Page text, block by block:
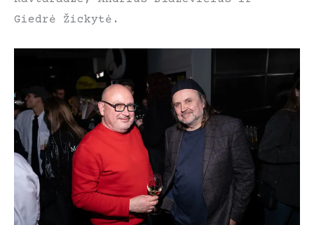
Giedrė Žickytė.